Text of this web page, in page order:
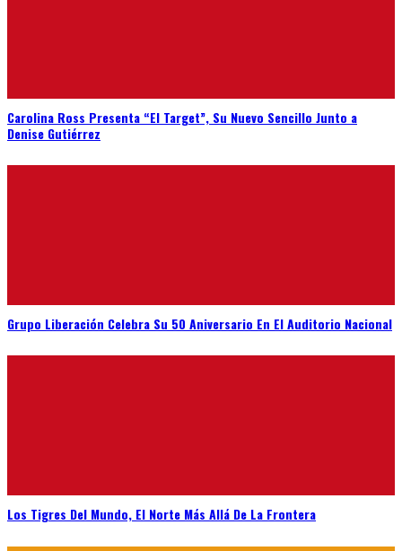
Carolina Ross Presenta “El Target”, Su Nuevo Sencillo Junto a
Denise Gutiérrez
Grupo Liberación Celebra Su 50 Aniversario En El Auditorio Nacional
Los Tigres Del Mundo, El Norte Más Allá De La Frontera